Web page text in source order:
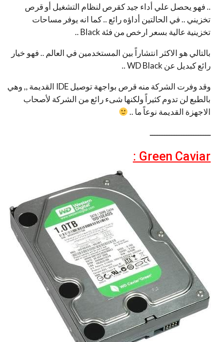
.. فهو يحصل علي أداء جيد كقرص لنظام التشغيل أو قرص
تخزيني .. في الحالتين أداؤه رائع .. كما انه يوفر مساحات
تخزينية عالية بسعر ارخص من فئة Black ..
بالتالي هو الاكثر انتشاراً بين المستخدمين في العالم .. فهو خيار
رائع كبديل عن WD Black ..
وقد وفرت الشركة منه قرص بواجهة توصيل IDE القديمة ,, وهي
بالطبع لن تدوم كثيراً ولكنها شىء رائع من الشركة لأصحاب
الاجهزة القديمة نوعاً ما ..
ـــــــــــــــــــــــــ
Green Caviar :